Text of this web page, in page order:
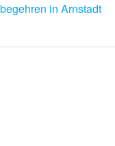
in Arnstadt